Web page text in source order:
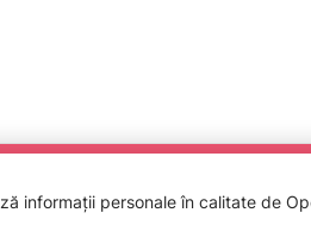
informații personale în calitate de